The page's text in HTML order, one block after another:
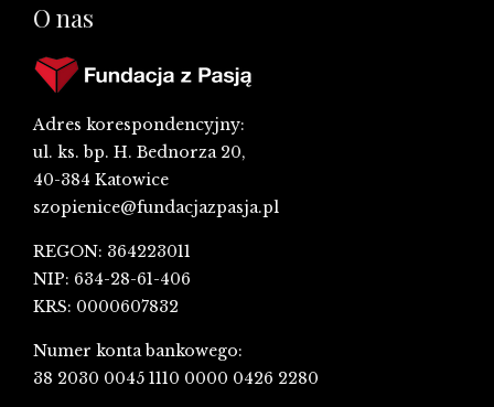
O nas
Adres korespondencyjny:
ul. ks. bp. H. Bednorza 20,
40-384 Katowice
szopienice@fundacjazpasja.pl
REGON: 364223011
NIP: 634-28-61-406
KRS: 0000607832
Numer konta bankowego:
38 2030 0045 1110 0000 0426 2280